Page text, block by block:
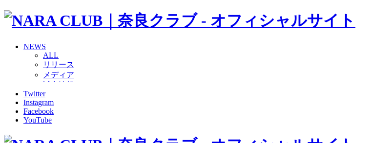
NEWS
ALL
リリース
メディア
グッズ
ファンコミュニティ
普及・育成
ホームタウン
Twitter
Instagram
Facebook
YouTube